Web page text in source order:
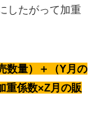
したがって加重
数量）＋（Y月の
重係数×Z月の販